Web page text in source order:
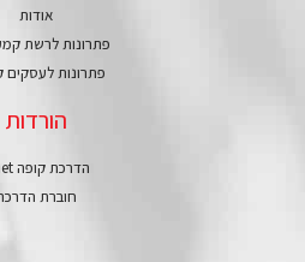
אודות
פתרונות לרשת
פתרונות לעסקים
הורדות
הדרכת קופה Rnet
חוברת